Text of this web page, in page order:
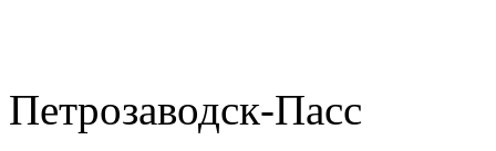
Петрозаводск-Пасс